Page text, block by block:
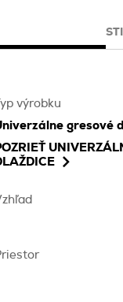
Typ výrobku
gresové